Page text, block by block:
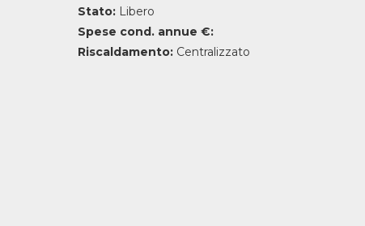
Stato:Libero
Spese cond. annue €:
Riscaldamento:Centralizzato